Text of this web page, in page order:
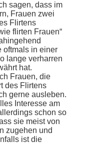
sagen, dass im
Frauen zwei
Flirtens
flirten Frauen“
oftmals in einer
lange verharren
hat.
Frauen, die
des Flirtens
gerne ausleben.
Interesse am
schon so
sie meist von
zugehen und
ist die